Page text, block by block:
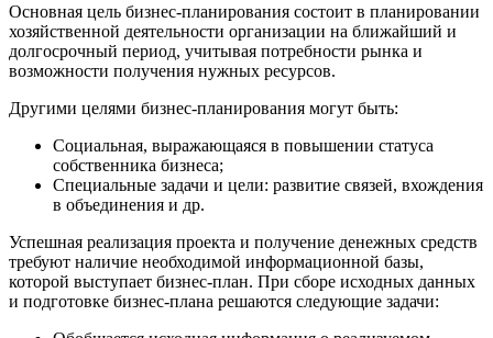
Основная цель бизнес-планирования состоит в планировании
хозяйственной деятельности организации на ближайший и
долгосрочный период, учитывая потребности рынка и
возможности получения нужных ресурсов.
Другими целями бизнес-планирования могут быть:
Социальная, выражающаяся в повышении статуса
собственника бизнеса;
Специальные задачи и цели: развитие связей, вхождения
в объединения и др.
Успешная реализация проекта и получение денежных средств
требуют наличие необходимой информационной базы,
которой выступает бизнес-план. При сборе исходных данных
и подготовке бизнес-плана решаются следующие задачи: